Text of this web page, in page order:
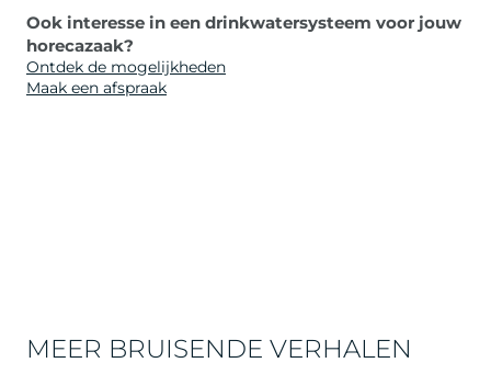
Ook interesse in een drinkwatersysteem voor jouw
horecazaak?
Ontdek de mogelijkheden
Maak een afspraak
MEER BRUISENDE VERHALEN